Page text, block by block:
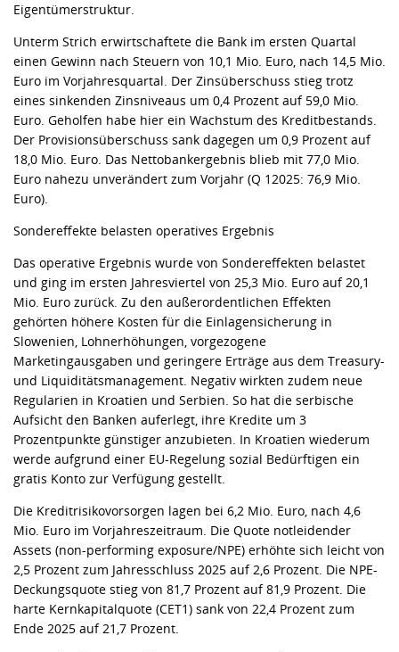
Eigentümerstruktur.
Unterm Strich erwirtschaftete die Bank im ersten Quartal
einen Gewinn nach Steuern von 10,1 Mio. Euro, nach 14,5 Mio.
Euro im Vorjahresquartal. Der Zinsüberschuss stieg trotz
eines sinkenden Zinsniveaus um 0,4 Prozent auf 59,0 Mio.
Euro. Geholfen habe hier ein Wachstum des Kreditbestands.
Der Provisionsüberschuss sank dagegen um 0,9 Prozent auf
18,0 Mio. Euro. Das Nettobankergebnis blieb mit 77,0 Mio.
Euro nahezu unverändert zum Vorjahr (Q 12025: 76,9 Mio.
Euro).
Sondereffekte belasten operatives Ergebnis
Das operative Ergebnis wurde von Sondereffekten belastet
und ging im ersten Jahresviertel von 25,3 Mio. Euro auf 20,1
Mio. Euro zurück. Zu den außerordentlichen Effekten
gehörten höhere Kosten für die Einlagensicherung in
Slowenien, Lohnerhöhungen, vorgezogene
Marketingausgaben und geringere Erträge aus dem Treasury-
und Liquiditätsmanagement. Negativ wirkten zudem neue
Regularien in Kroatien und Serbien. So hat die serbische
Aufsicht den Banken auferlegt, ihre Kredite um 3
Prozentpunkte günstiger anzubieten. In Kroatien wiederum
werde aufgrund einer EU-Regelung sozial Bedürftigen ein
gratis Konto zur Verfügung gestellt.
Die Kreditrisikovorsorgen lagen bei 6,2 Mio. Euro, nach 4,6
Mio. Euro im Vorjahreszeitraum. Die Quote notleidender
Assets (non-performing exposure/NPE) erhöhte sich leicht von
2,5 Prozent zum Jahresschluss 2025 auf 2,6 Prozent. Die NPE-
Deckungsquote stieg von 81,7 Prozent auf 81,9 Prozent. Die
harte Kernkapitalquote (CET1) sank von 22,4 Prozent zum
Ende 2025 auf 21,7 Prozent.